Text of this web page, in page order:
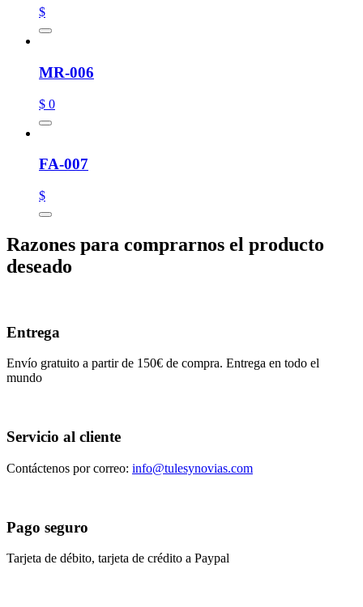
$
MR-006
$ 0
FA-007
$
Razones para comprarnos el producto
deseado
Entrega
Envío gratuito a partir de 150€ de compra. Entrega en todo el
mundo
Servicio al cliente
Contáctenos por correo: info@tulesynovias.com
Pago seguro
Tarjeta de débito, tarjeta de crédito a Paypal